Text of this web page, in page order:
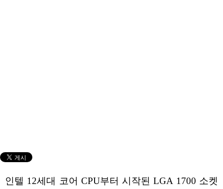
인텔 12세대 코어 CPU부터 시작된 LGA 1700 소켓